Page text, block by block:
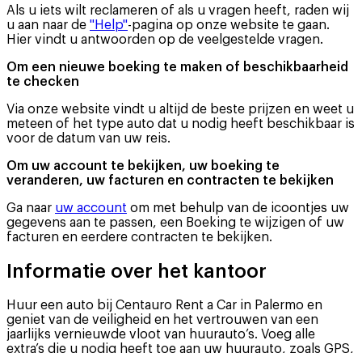
Als u iets wilt reclameren of als u vragen heeft, raden wij
u aan naar de "Help"-pagina op onze website te gaan.
Hier vindt u antwoorden op de veelgestelde vragen.
Om een nieuwe boeking te maken of beschikbaarheid
te checken
Via onze website vindt u altijd de beste prijzen en weet u
meteen of het type auto dat u nodig heeft beschikbaar is
voor de datum van uw reis.
Om uw account te bekijken, uw boeking te
veranderen, uw facturen en contracten te bekijken
Ga naar uw account om met behulp van de icoontjes uw
gegevens aan te passen, een Boeking te wijzigen of uw
facturen en eerdere contracten te bekijken.
Informatie over het kantoor
Huur een auto bij Centauro Rent a Car in Palermo en
geniet van de veiligheid en het vertrouwen van een
jaarlijks vernieuwde vloot van huurauto’s. Voeg alle
extra’s die u nodig heeft toe aan uw huurauto, zoals GPS,